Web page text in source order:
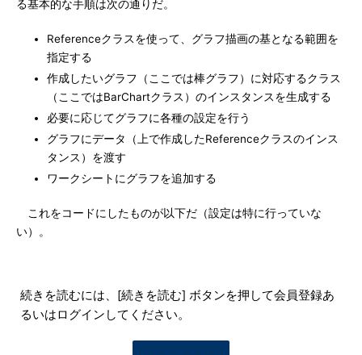
る基本的な手順は次の通りだ。
Referenceクラスを使って、グラフ描画の基となる範囲を
指定する
作成したいグラフ（ここでは棒グラフ）に対応するクラス
（ここではBarChartクラス）のインスタンスを生成する
必要に応じてグラフに各種の設定を行う
グラフにデータ（上で作成したReferenceクラスのインス
タンス）を渡す
ワークシートにグラフを追加する
これをコードにしたものが以下だ（設定は特に行っていな
い）。
続きを読むには、[続きを読む] ボタンを押して会員登録あ
るいはログインしてください。